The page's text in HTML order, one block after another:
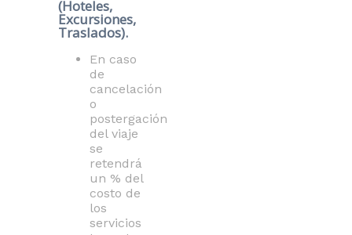
(Hoteles,
Excursiones,
Traslados).
En caso
de
cancelación
o
postergación
del viaje
se
retendrá
un % del
costo de
los
servicios